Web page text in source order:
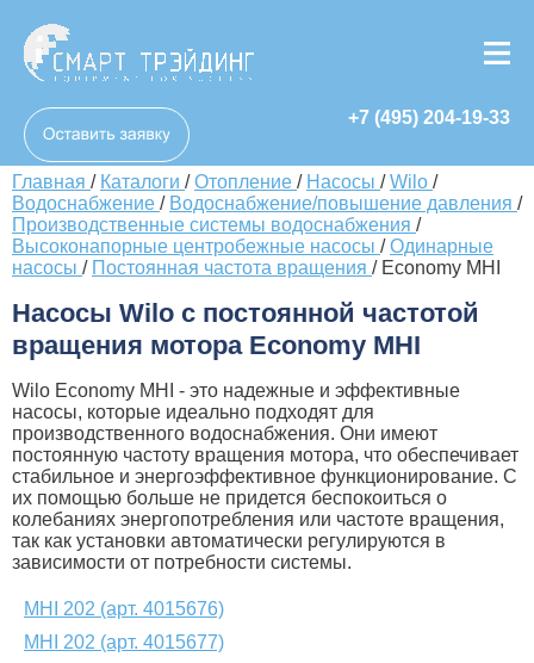
+7 (495) 204-19-33
Главная / Каталоги /Отопление / Насосы /Wilo /
Водоснабжение / Водоснабжение/повышение давления /
Производственные системы водоснабжения /
Высоконапорные центробежные насосы /Одинарные
насосы / Постоянная частота вращения / Economy MHI
Насосы Wilo с постоянной частотой
вращения мотора Economy MHI
Wilo Economy MHI - это надежные и эффективные
насосы, которые идеально подходят для
производственного водоснабжения. Они имеют
постоянную частоту вращения мотора, что обеспечивает
стабильное и энергоэффективное функционирование. С
их помощью больше не придется беспокоиться о
колебаниях энергопотребления или частоте вращения,
так как установки автоматически регулируются в
зависимости от потребности системы.
MHI 202 (арт. 4015676)
MHI 202 (арт. 4015677)